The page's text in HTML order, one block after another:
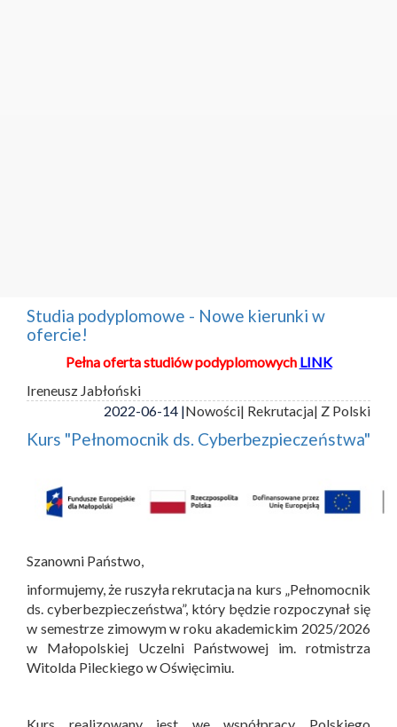
Studia podyplomowe - Nowe kierunki w
ofercie!
Pełna oferta studiów podyplomowych LINK
Ireneusz Jabłoński
2022-06-14 |Nowości| Rekrutacja| Z Polski
Kurs "Pełnomocnik ds. Cyberbezpieczeństwa"
Szanowni Państwo,
informujemy, że ruszyła rekrutacja na kurs „Pełnomocnik
ds. cyberbezpieczeństwa”, który będzie rozpoczynał się
w semestrze zimowym w roku akademickim 2025/2026
w Małopolskiej Uczelni Państwowej im. rotmistrza
Witolda Pileckiego w Oświęcimiu.
Kurs realizowany jest we współpracy Polskiego